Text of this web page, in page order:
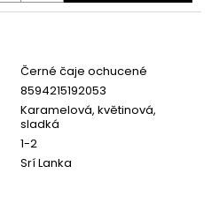
Černé čaje ochucené
8594215192053
Karamelová, květinová,
sladká
1-2
Srí Lanka